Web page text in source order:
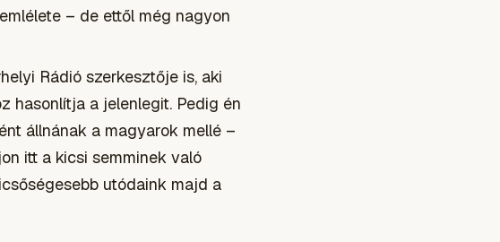
– de ettől még nagyon
Rádió szerkesztője is, aki
hasonlítja a jelenlegit. Pedig én
állnának a magyarok mellé –
itt a kicsi semminek való
utódaink majd a